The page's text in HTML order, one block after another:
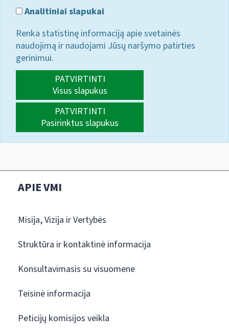
Analitiniai slapukai
Renka statistinę informaciją apie svetainės
naudojimą ir naudojami Jūsų naršymo patirties
gerinimui.
PATVIRTINTI
Visus slapukus
PATVIRTINTI
Pasirinktus slapukus
APIE VMI
Misija, Vizija ir Vertybės
Struktūra ir kontaktinė informacija
Konsultavimasis su visuomene
Teisinė informacija
Peticijų komisijos veikla